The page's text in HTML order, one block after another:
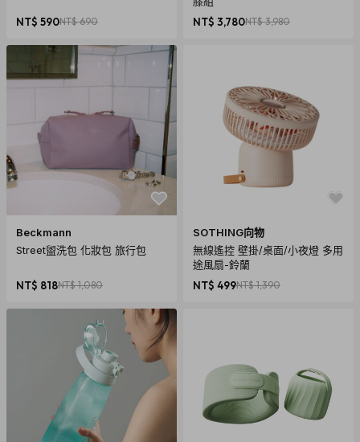
NT$ 590NT$ 690
NT$ 3,780NT$ 3,980
Beckmann
Street盥洗包 化妝包 旅行包
NT$ 818NT$ 1,080
SOTHING向物
無線遙控 壁掛/桌面/小夜燈 多用
途風扇-鈴蘭
NT$ 499NT$ 1,390